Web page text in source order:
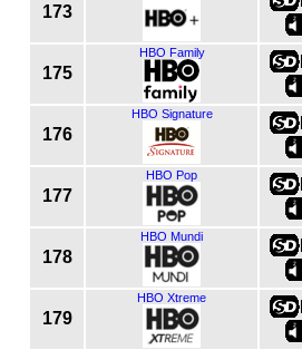
173
175
HBO Family
176
HBO Signature
177
HBO Pop
178
HBO Mundi
179
HBO Xtreme